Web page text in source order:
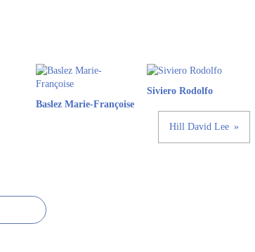
Baslez Marie-Françoise
Siviero Rodolfo
Hill David Lee